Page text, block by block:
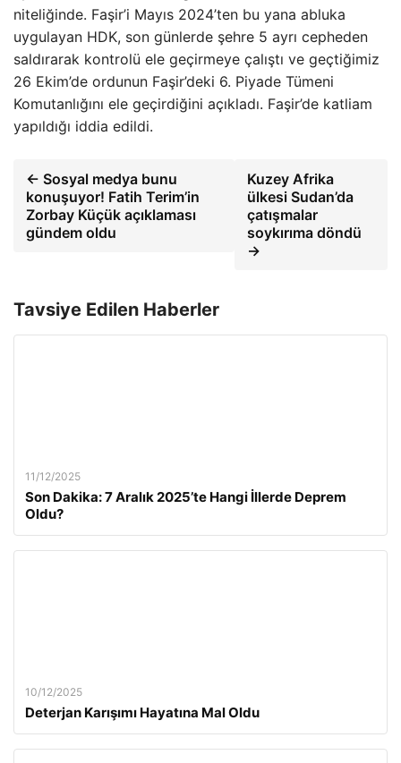
niteliğinde. Faşir’i Mayıs 2024’ten bu yana abluka
uygulayan HDK, son günlerde şehre 5 ayrı cepheden
saldırarak kontrolü ele geçirmeye çalıştı ve geçtiğimiz
26 Ekim’de ordunun Faşir’deki 6. Piyade Tümeni
Komutanlığını ele geçirdiğini açıkladı. Faşir’de katliam
yapıldığı iddia edildi.
← Sosyal medya bunu
konuşuyor! Fatih Terim’in
Zorbay Küçük açıklaması
gündem oldu
Kuzey Afrika
ülkesi Sudan’da
çatışmalar
soykırıma döndü
→
Tavsiye Edilen Haberler
11/12/2025
Son Dakika: 7 Aralık 2025’te Hangi İllerde Deprem
Oldu?
10/12/2025
Deterjan Karışımı Hayatına Mal Oldu